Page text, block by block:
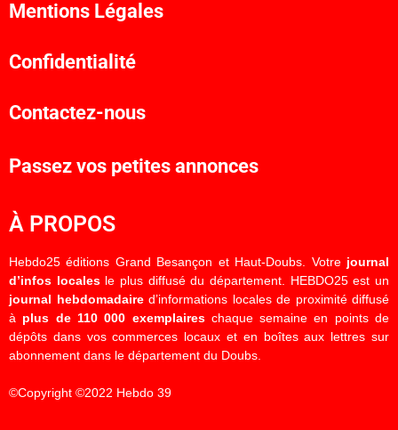
Mentions Légales
Confidentialité
Contactez-nous
Passez vos petites annonces
À PROPOS
Hebdo25 éditions Grand Besançon et Haut-Doubs. Votre journal
d’infos localesle plus diffusé du département. HEBDO25 est un
journal hebdomadaired’informations locales de proximité diffusé
à plus de 110 000 exemplaireschaque semaine en points de
dépôts dans vos commerces locaux et en boîtes aux lettres sur
abonnement dans le département du Doubs.
©Copyright ©2022 Hebdo 39